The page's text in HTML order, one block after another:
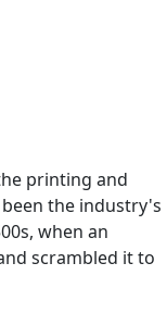
printing and
the industry's
when an
scrambled it to